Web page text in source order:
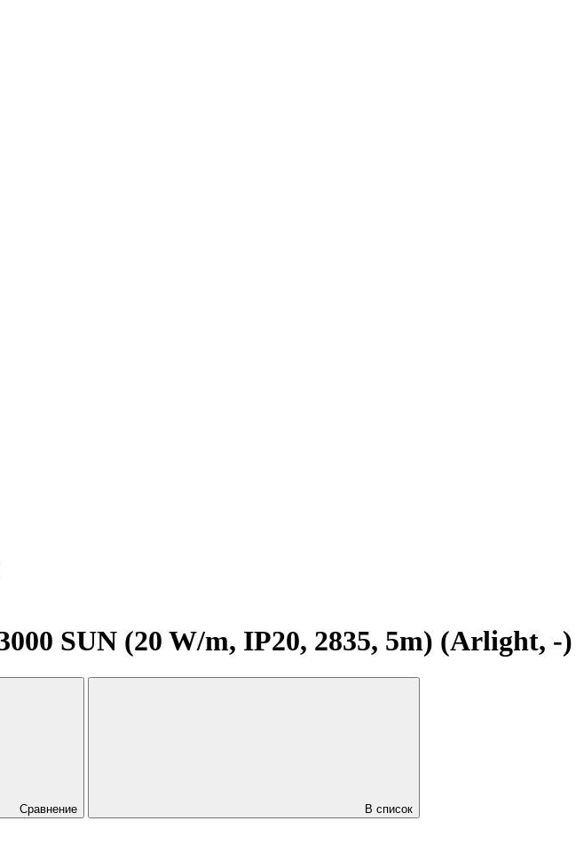
SUN (20 W/m, IP20, 2835, 5m) (Arlight, -)
Сравнение
В список